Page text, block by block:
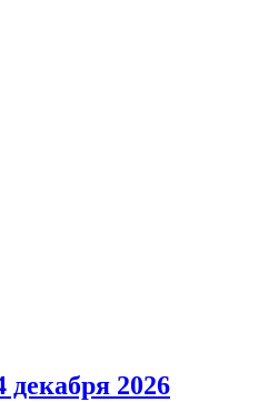
2026